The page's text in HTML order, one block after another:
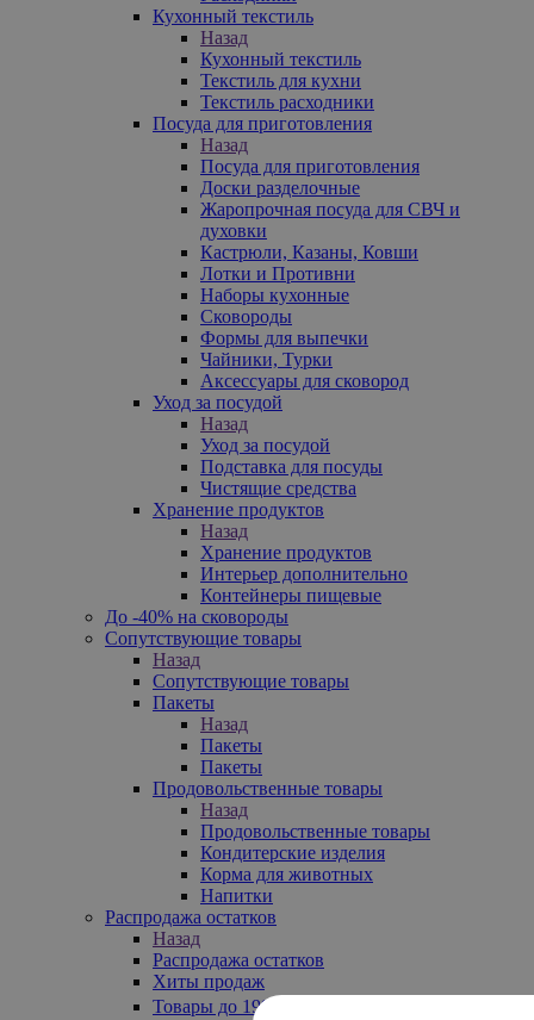
Кухонный текстиль
Назад
Кухонный текстиль
Текстиль для кухни
Текстиль расходники
Посуда для приготовления
Назад
Посуда для приготовления
Доски разделочные
Жаропрочная посуда для СВЧ и
духовки
Кастрюли, Казаны, Ковши
Лотки и Противни
Наборы кухонные
Сковороды
Формы для выпечки
Чайники, Турки
Аксессуары для сковород
Уход за посудой
Назад
Уход за посудой
Подставка для посуды
Чистящие средства
Хранение продуктов
Назад
Хранение продуктов
Интерьер дополнительно
Контейнеры пищевые
До -40% на сковороды
Сопутствующие товары
Назад
Сопутствующие товары
Пакеты
Назад
Пакеты
Пакеты
Продовольственные товары
Назад
Продовольственные товары
Кондитерские изделия
Корма для животных
Напитки
Распродажа остатков
Назад
Распродажа остатков
Хиты продаж
Товары до 199₽